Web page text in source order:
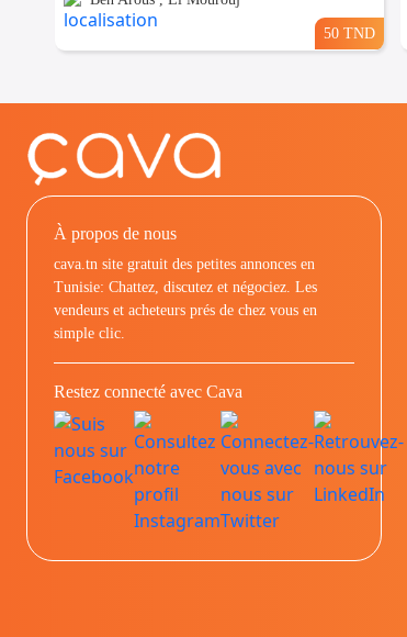
50 TND
À propos de nous
cava.tn site gratuit des petites annonces en
Tunisie: Chattez, discutez et négociez. Les
vendeurs et acheteurs prés de chez vous en
simple clic.
Restez connecté avec Cava